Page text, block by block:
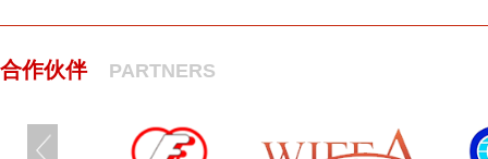
合作伙伴 PARTNERS